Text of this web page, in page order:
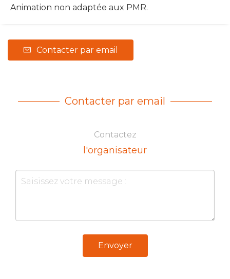
Animation non adaptée aux PMR.
Contacter par email
Contacter par email
Contactez
l'organisateur
Envoyer